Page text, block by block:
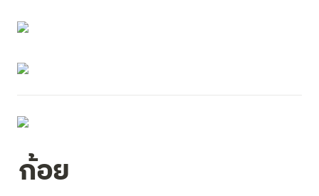
ก้อย